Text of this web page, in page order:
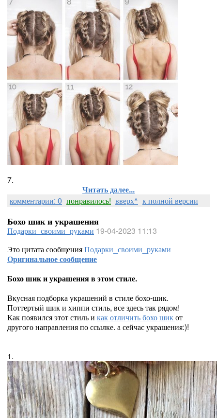
7.
Читать далее...
комментарии: 0 понравилось! вверх^ к полной версии
Бохо шик и украшения
Подарки_своими_руками 19-04-2023 11:13
Это цитата сообщенияПодарки_своими_руками
Оригинальное сообщение
Бохо шик и украшения в этом стиле.
Вкусная подборка украшений в стиле бохо-шик.
Поттертый шик и хиппи стиль, все здесь так рядом!
Как появился этот стиль и как отличить бохо шикот
другого направления по ссылке. а сейчас украшения:)!
1.